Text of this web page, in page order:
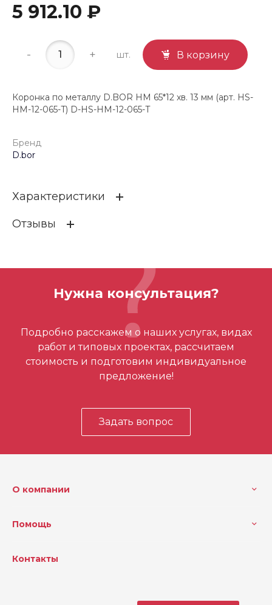
5 912.10 ₽
- + шт. В корзину
Коронка по металлу D.BOR HM 65*12 хв. 13 мм (арт. HS-
HM-12-065-T) D-HS-HM-12-065-T
Бренд
D.bor
Характеристики
Бренд
Отзывы
Отзывов ещё нет – ваш может стать
первым
Нужна консультация?
Подробно расскажем о наших услугах, видах
работ и типовых проектах, рассчитаем
стоимость и подготовим индивидуальное
предложение!
Задать вопрос
О компании
Помощь
Контакты